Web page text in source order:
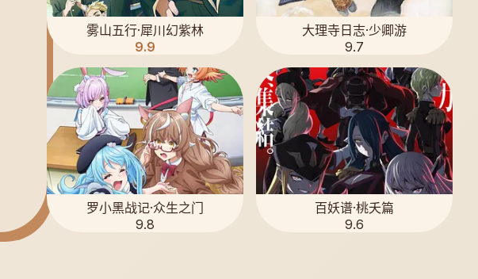
雾山五行·犀川幻紫林
9.9
大理寺日志·少卿游
9.7
罗小黑战记·众生之门
9.8
百妖谱·桃夭篇
9.6